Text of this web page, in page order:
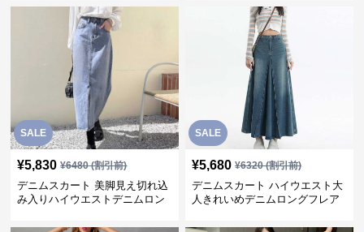
SALE
¥5,830 ¥6480(割引前)
デニムスカート 美脚見え切れ込
み入りハイウエストデニムロン
SALE
¥5,680 ¥6320(割引前)
デニムスカート ハイウエスト大
人きれいめデニムロングフレア